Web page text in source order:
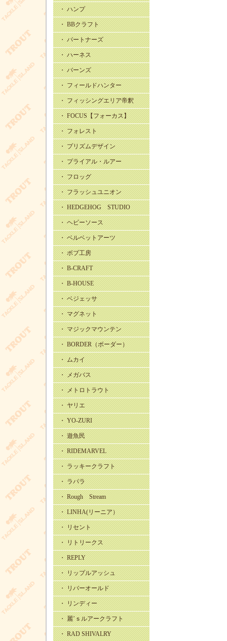
・ ハンプ
・ BBクラフト
・ パートナーズ
・ ハーネス
・ バーンズ
・ フィールドハンター
・ フィッシングエリア帝釈
・ FOCUS【フォーカス】
・ フォレスト
・ プリズムデザイン
・ プライアル・ルアー
・ フロッグ
・ フラッシュユニオン
・ HEDGEHOG STUDIO
・ ヘビーソース
・ ベルベットアーツ
・ ボブ工房
・ B-CRAFT
・ B-HOUSE
・ ベジェッサ
・ マグネット
・ マジックマウンテン
・ BORDER（ボーダー）
・ ムカイ
・ メガバス
・ メトロトラウト
・ ヤリエ
・ YO-ZURI
・ 遊魚民
・ RIDEMARVEL
・ ラッキークラフト
・ ラパラ
・ Rough Stream
・ LINHA(リーニア）
・ リセント
・ リトリークス
・ REPLY
・ リップルアッシュ
・ リバーオールド
・ リンディー
・ 麗’ｓルアークラフト
・ RAD SHIVALRY